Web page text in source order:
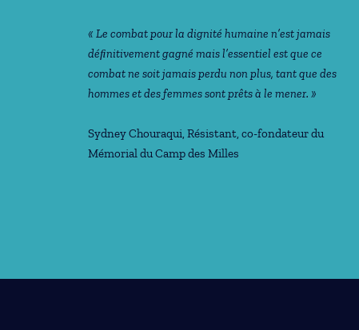
« Le combat pour la dignité humaine n’est jamais
déﬁnitivement gagné mais l’essentiel est que ce
combat ne soit jamais perdu non plus, tant que des
hommes et des femmes sont prêts à le mener. »
Sydney Chouraqui, Résistant, co-fondateur du
Mémorial du Camp des Milles